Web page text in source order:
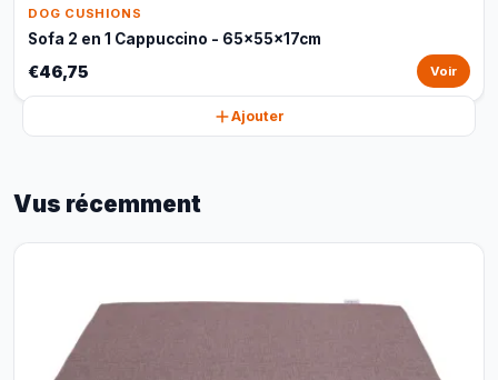
DOG CUSHIONS
Sofa 2 en 1 Cappuccino - 65x55x17cm
€46,75 Voir
Ajouter
Vus récemment